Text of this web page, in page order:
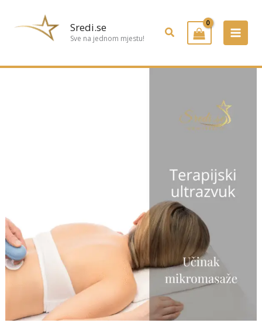
Sredi.se
Sve na jednom mjestu! Pretraživanje